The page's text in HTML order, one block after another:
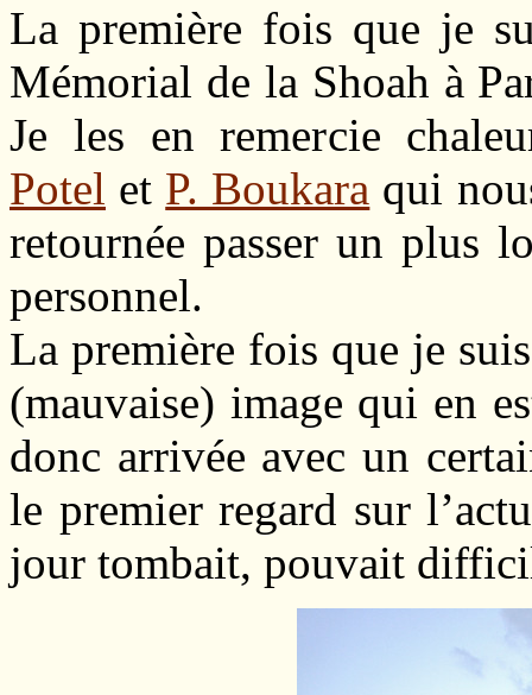
La première fois que je
Mémorial de la Shoah à
Je les en remercie
Potel et P. Boukara qui
retournée passer un plus
personnel.
La première fois que je
(mauvaise) image qui en
donc arrivée avec un
le premier regard sur
jour tombait, pouvait